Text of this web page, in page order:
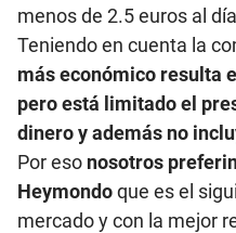
menos de 2.5 euros al
Teniendo en cuenta la
más económico resulta
pero está limitado el
dineroy además no
Por eso nosotros
Heymondoque es el
mercado y con la mejor